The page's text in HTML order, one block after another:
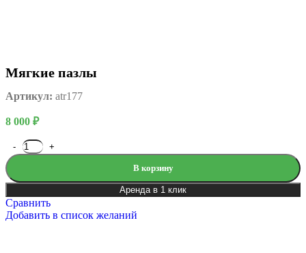
Мягкие пазлы
Артикул: atr177
8 000 ₽
В корзину
Аренда в 1 клик
Сравнить
Добавить в список желаний